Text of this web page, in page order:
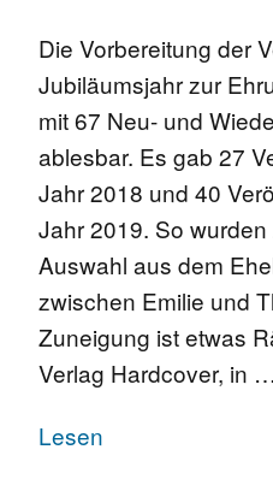
Die Vorbereitung der
Jubiläumsjahr zur
mit 67 Neu- und
ablesbar. Es gab 27
Jahr 2018 und 40
Jahr 2019. So
Auswahl aus dem
zwischen Emilie und
Zuneigung ist etwas
Verlag Hardcover, in …
Lesen